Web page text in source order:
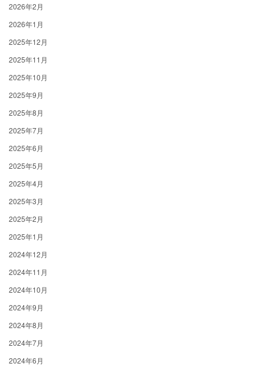
2026年2月
2026年1月
2025年12月
2025年11月
2025年10月
2025年9月
2025年8月
2025年7月
2025年6月
2025年5月
2025年4月
2025年3月
2025年2月
2025年1月
2024年12月
2024年11月
2024年10月
2024年9月
2024年8月
2024年7月
2024年6月